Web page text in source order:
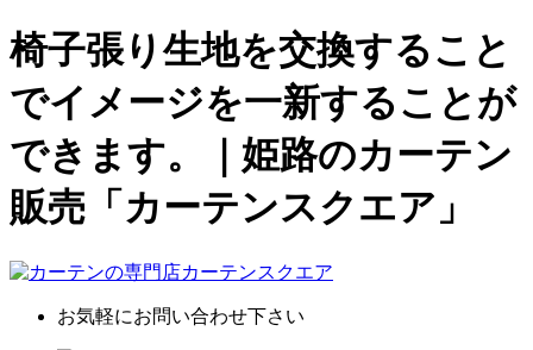
椅子張り生地を交換すること
でイメージを一新することが
できます。｜姫路のカーテン
販売「カーテンスクエア」
お気軽にお問い合わせ下さい